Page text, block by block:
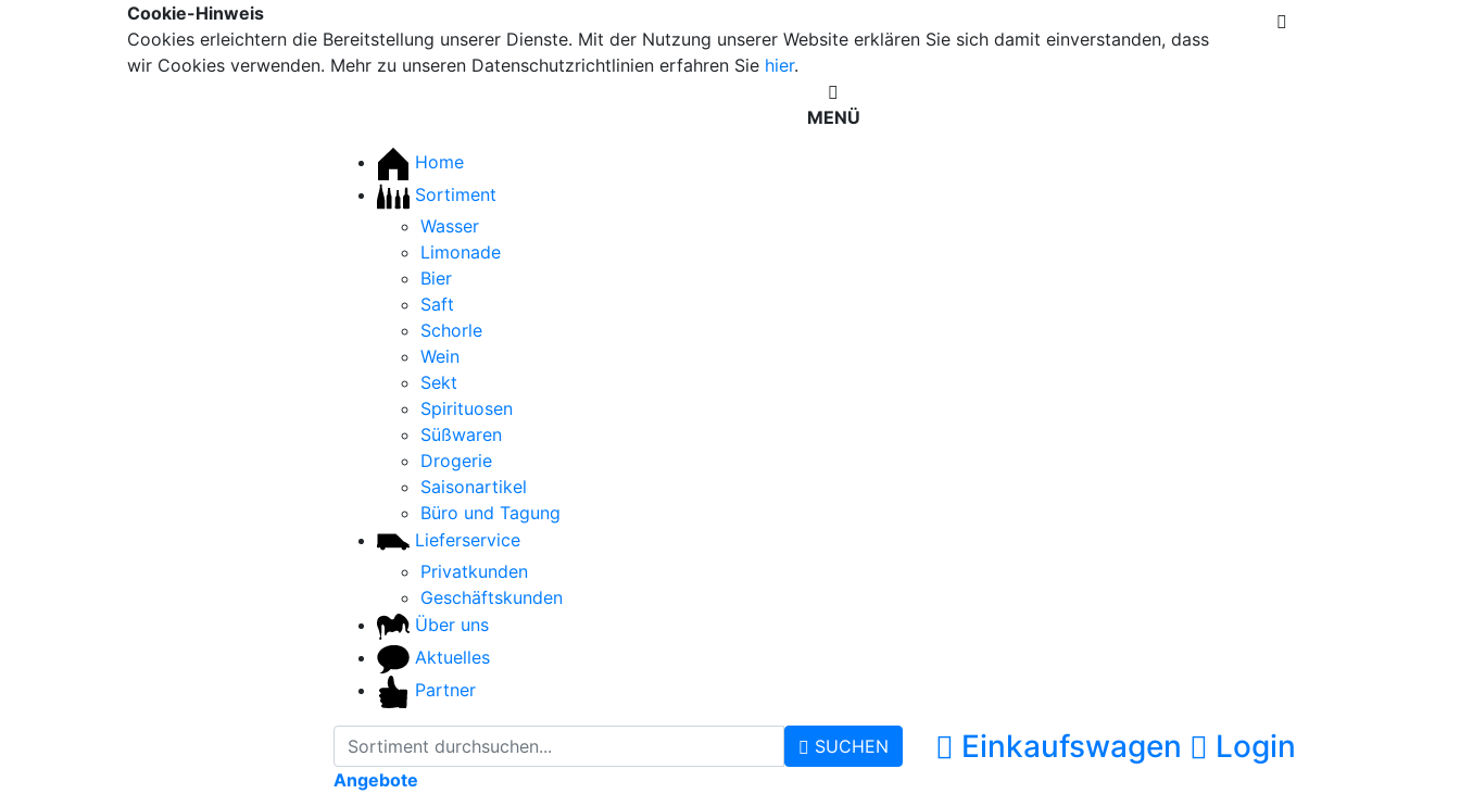
Cookie-Hinweis
Cookies erleichtern die Bereitstellung unserer Dienste. Mit der Nutzung unserer Website erklären Sie sich damit einverstanden, dass
wir Cookies verwenden. Mehr zu unseren Datenschutzrichtlinien erfahren Sie hier.
MENÜ
Home
Sortiment
Wasser
Limonade
Bier
Saft
Schorle
Wein
Sekt
Spirituosen
Süßwaren
Drogerie
Saisonartikel
Büro und Tagung
Lieferservice
Privatkunden
Geschäftskunden
Über uns
Aktuelles
Partner
SUCHEN Einkaufswagen Login
Angebote